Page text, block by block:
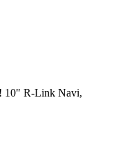
10" R-Link Navi,